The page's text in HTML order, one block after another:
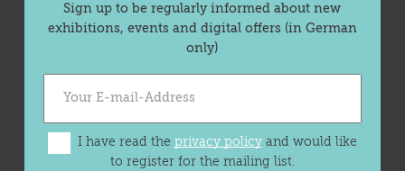
Sign up to be regularly informed about new
exhibitions, events and digital offers (in German
only)
I have read the privacy policyand would like
to register for the mailing list.